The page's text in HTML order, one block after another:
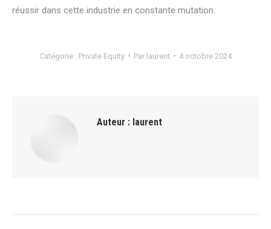
réussir dans cette industrie en constante mutation.
Catégorie : Private Equity Par laurent 4 octobre 2024
Auteur : laurent